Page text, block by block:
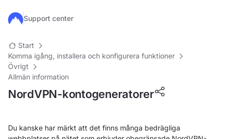
Hoppa till huvudinnehåll
Support center
Start
Komma igång, installera och konfigurera funktioner
Övrigt
Allmän information
NordVPN-kontogeneratorer
Du kanske har märkt att det finns många bedrägliga